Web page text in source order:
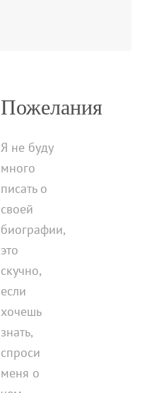
Пожелания
Я не буду
много
писать о
своей
биографии,
это
скучно,
если
хочешь
знать,
спроси
меня о